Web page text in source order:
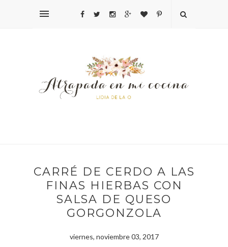
CARRÉ DE CERDO A LAS
FINAS HIERBAS CON
SALSA DE QUESO
GORGONZOLA
viernes, noviembre 03, 2017